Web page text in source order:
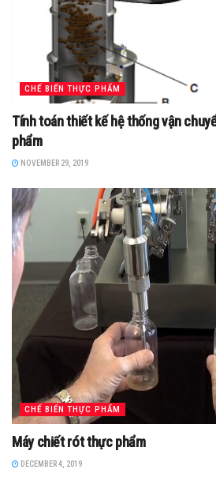
CHẾ BIẾN THỰC PHẨM
Tính toán thiết kế hệ thống vận
phẩm
NOVEMBER 29, 2019
CHẾ BIẾN THỰC PHẨM
Máy chiết rót thực phẩm
DECEMBER 4, 2019